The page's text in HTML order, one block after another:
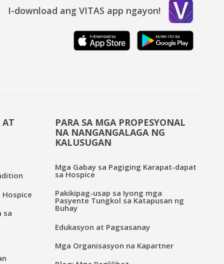
I-download ang VITAS app ngayon!
AT
Hospice
sa
PARA SA MGA PROPESYONAL
NA NANGANGALAGA NG
KALUSUGAN
Mga Gabay sa Pagiging Karapat-dapat
sa Hospice
Pakikipag-usap sa Iyong mga
Pasyente Tungkol sa Katapusan ng
Buhay
Edukasyon at Pagsasanay
Mga Organisasyon na Kapartner